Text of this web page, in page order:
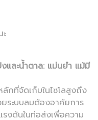
งและน้ำตาล: แม่นยำ แม้มี
จัดเก็บในไซโลสูงถึง
ระบบลมต้องอาศัยการ
รงดันในท่อส่งเพื่อความ